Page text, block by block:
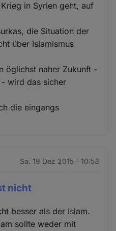
in Syrien geht, auf
die Situation der
über Islamismus
öglichst naher Zukunft -
wird das sicher
die eingangs
Sa. 19 Dez 2015 - 10:53
nicht
besser als der Islam.
sollte weder mit